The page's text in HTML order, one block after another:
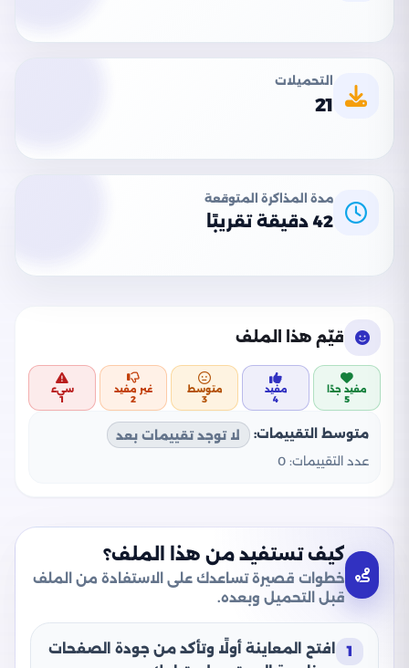
التحميلات
21
مدة المذاكرة المتوقعة
42 دقيقة تقريبًا
قيّم هذا الملف
مفيد جدًا
5
مفيد
4
متوسط
3
غير مفيد
2
سيء
1
متوسط التقييمات:
لا توجد تقييمات بعد
عدد التقييمات: 0
كيف تستفيد من هذا الملف؟
خطوات قصيرة تساعدك على الاستفادة من الملف
قبل التحميل وبعده.
1
افتح المعاينة أولًا وتأكد من جودة الصفحات